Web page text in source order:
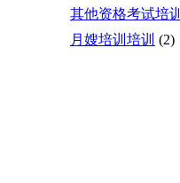
其他资格考试培训
月嫂培训培训 (2)